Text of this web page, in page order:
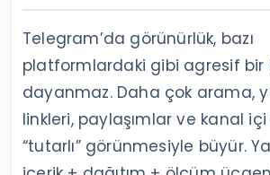
Telegram’da görünürlük, bazı
platformlardaki gibi agresif bir
dayanmaz. Daha çok arama,
linkleri, paylaşımlar ve kanal
“tutarlı” görünmesiyle büyür.